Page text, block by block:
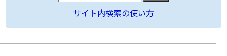
サイト内検索の使い方